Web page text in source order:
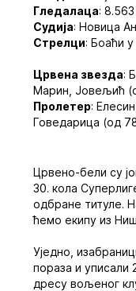
Гледалаца: 8.563
Судија: Новица
Стрелци: Боаћи
Црвена звезда:
Марин, Јовељић
Пролетер:
Говедарица (од
Црвено-бели су
30. кола
одбране титуле.
ћемо екипу из
Уједно,
пораза и уписали
дресу вољеног